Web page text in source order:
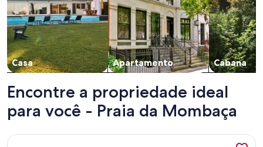
Casa Apartamento Cabana
Encontre a propriedade ideal
para você - Praia da Mombaça
Mais informações sobre Casa Beira Mar Paraíso Angra dos